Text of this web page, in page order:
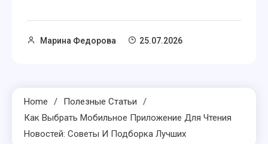
Марина Федорова 25.07.2026
Home
Полезные Статьи
Как Выбрать Мобильное Приложение Для Чтения
Новостей: Советы И Подборка Лучших